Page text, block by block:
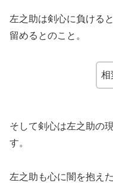
左之助は剣心に負ける
留めるとのこと。
相
そして剣心は左之助の
す。
左之助も心に闇を抱え